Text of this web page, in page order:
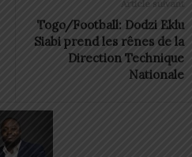
Article suivant
Togo/Football: Dodzi Eklu
Siabi prend les rênes de la
Direction Technique
Nationale